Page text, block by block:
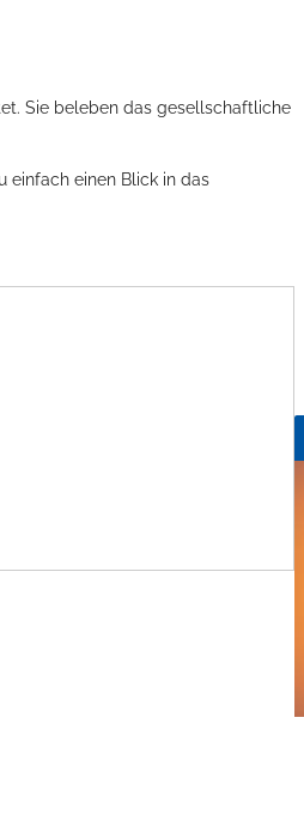
Sie beleben das gesellschaftliche
einfach einen Blick in das